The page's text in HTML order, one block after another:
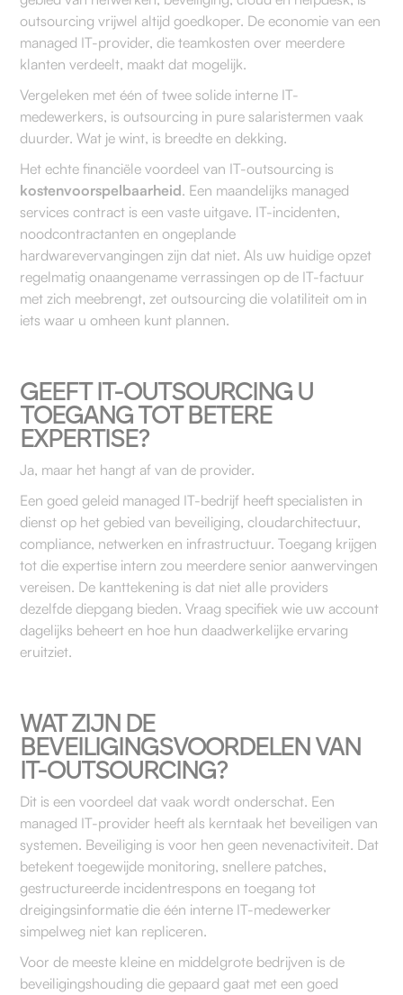
outsourcing vrijwel altijd goedkoper. De economie van een
managed IT-provider, die teamkosten over meerdere
klanten verdeelt, maakt dat mogelijk.
Vergeleken met één of twee solide interne IT-
medewerkers, is outsourcing in pure salaristermen vaak
duurder. Wat je wint, is breedte en dekking.
Het echte financiële voordeel van IT-outsourcing is
kostenvoorspelbaarheid. Een maandelijks managed
services contract is een vaste uitgave. IT-incidenten,
noodcontractanten en ongeplande
hardwarevervangingen zijn dat niet. Als uw huidige opzet
regelmatig onaangename verrassingen op de IT-factuur
met zich meebrengt, zet outsourcing die volatiliteit om in
iets waar u omheen kunt plannen.
GEEFT IT-OUTSOURCING U
TOEGANG TOT BETERE
EXPERTISE?
Ja, maar het hangt af van de provider.
Een goed geleid managed IT-bedrijf heeft specialisten in
dienst op het gebied van beveiliging, cloudarchitectuur,
compliance, netwerken en infrastructuur. Toegang krijgen
tot die expertise intern zou meerdere senior aanwervingen
vereisen. De kanttekening is dat niet alle providers
dezelfde diepgang bieden. Vraag specifiek wie uw account
dagelijks beheert en hoe hun daadwerkelijke ervaring
eruitziet.
WAT ZIJN DE
BEVEILIGINGSVOORDELEN VAN
IT-OUTSOURCING?
Dit is een voordeel dat vaak wordt onderschat. Een
managed IT-provider heeft als kerntaak het beveiligen van
systemen. Beveiliging is voor hen geen nevenactiviteit. Dat
betekent toegewijde monitoring, snellere patches,
gestructureerde incidentrespons en toegang tot
dreigingsinformatie die één interne IT-medewerker
simpelweg niet kan repliceren.
Voor de meeste kleine en middelgrote bedrijven is de
beveiligingshouding die gepaard gaat met een goed